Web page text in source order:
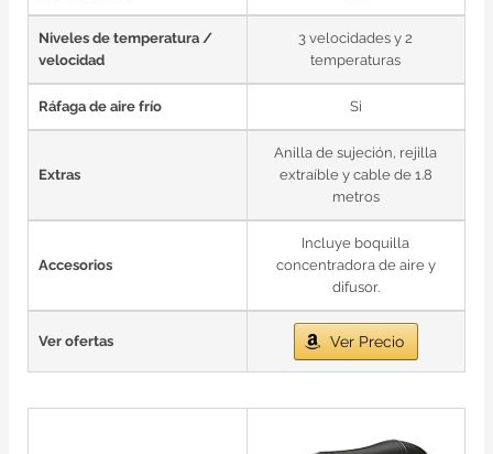
Niveles de temperatura /
velocidad
3 velocidades y 2
temperaturas
Ráfaga de aire frío Si
Extras
Anilla de sujeción, rejilla
extraíble y cable de 1.8
metros
Accesorios
Incluye boquilla
concentradora de aire y
difusor.
Ver ofertas Ver Precio